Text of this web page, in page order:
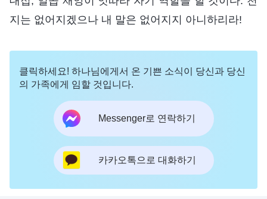
지는 없어지겠으나 내 말은 없어지지 아니하리라!
클릭하세요! 하나님에게서 온 기쁜 소식이 당신과 당신
의 가족에게 임할 것입니다.
Messenger로 연락하기
카카오톡으로 대화하기